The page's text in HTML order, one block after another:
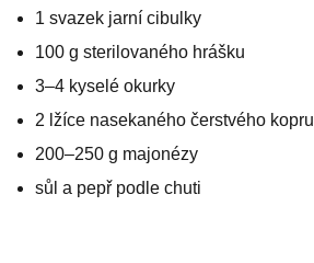
1 svazek jarní cibulky
100 g sterilovaného hrášku
3–4 kyselé okurky
2 lžíce nasekaného čerstvého kopru
200–250 g majonézy
sůl a pepř podle chuti